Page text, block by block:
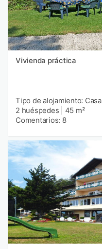
Vivienda práctica
Tipo de alojamiento: Casa
2 huéspedes
45 m²
Comentarios: 8